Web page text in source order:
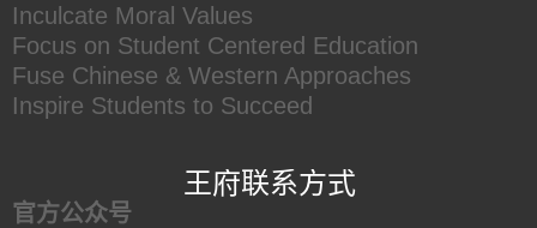
Inculcate Moral Values
Focus on Student Centered Education
Fuse Chinese & Western Approaches
Inspire Students to Succeed
王府联系方式
官方公众号